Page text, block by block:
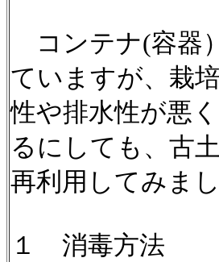
コンテナ(容器
ていますが、栽
性や排水性が悪
るにしても、古
再利用してみまし
１ 消毒方法